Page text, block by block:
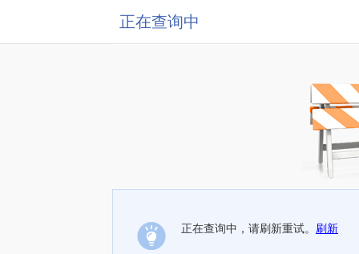
正在查询中
正在查询中，请刷新重试。 刷新